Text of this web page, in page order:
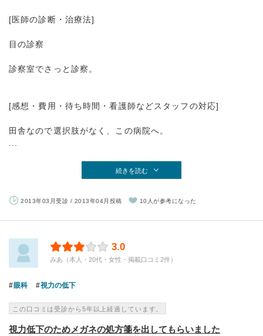
[医師の診断・治療法]
目の診察
診察室でさっと診察。
[感想・費用・待ち時間・看護師などスタッフの対応]
田舎なので選択肢がなく、この病院へ。
続きを読む
2013年03月受診 / 2013年04月投稿 10人が参考になった
3.0
みあ（本人・20代・女性・掲載口コミ2件）
眼科 視力の低下
この口コミは受診から5年以上経過しています。
視力低下のためメガネの処方箋を出してもらいました